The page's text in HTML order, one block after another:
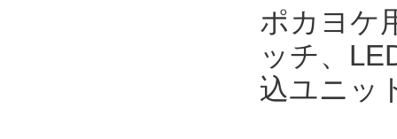
ポカヨケ
ッチ、
込ユニッ